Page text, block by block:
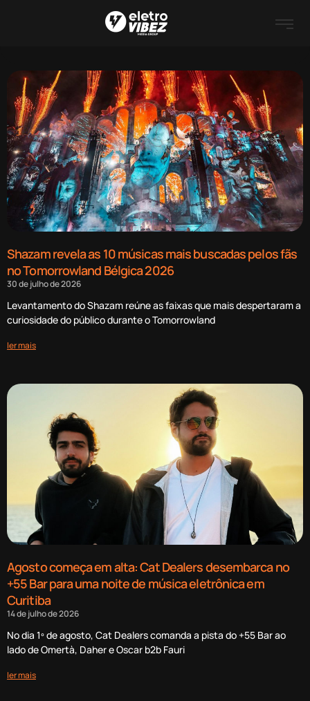
Shazam revela as 10 músicas mais buscadas pelos fãs
no Tomorrowland Bélgica 2026
30 de julho de 2026
Levantamento do Shazam reúne as faixas que mais despertaram a
curiosidade do público durante o Tomorrowland
ler mais
Agosto começa em alta: Cat Dealers desembarca no
+55 Bar para uma noite de música eletrônica em
Curitiba
14 de julho de 2026
No dia 1º de agosto, Cat Dealers comanda a pista do +55 Bar ao
lado de Omertà, Daher e Oscar b2b Fauri
ler mais